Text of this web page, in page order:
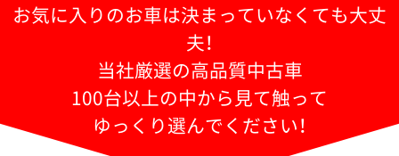
お気に入りのお車は決まっていなくても大丈
夫！
当社厳選の高品質中古車
100台以上の中から見て触って
ゆっくり選んでください！